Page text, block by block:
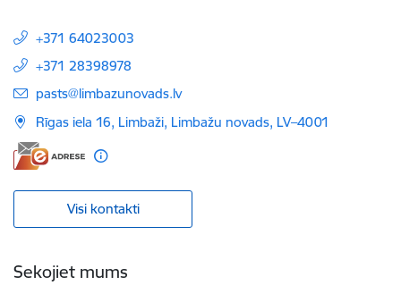
+371 64023003
+371 28398978
E-pasts:
pasts@limbazunovads.lv
Rīgas iela 16, Limbaži, Limbažu novads, LV–4001
Visi kontakti
Sekojiet mums